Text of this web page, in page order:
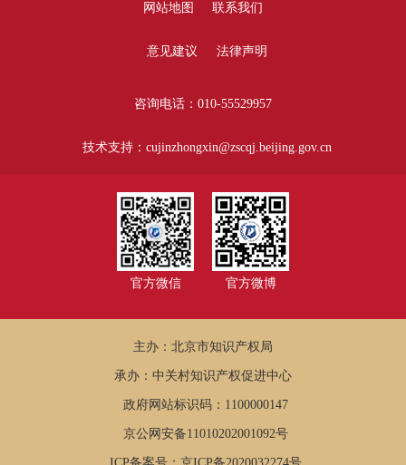
网站地图 联系我们
意见建议 法律声明
咨询电话：010-55529957
技术支持：cujinzhongxin@zscqj.beijing.gov.cn
官方微信 官方微博
主办：北京市知识产权局
承办：中关村知识产权促进中心
政府网站标识码：1100000147
京公网安备11010202001092号